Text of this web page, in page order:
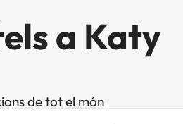
a Katy
de tot el món